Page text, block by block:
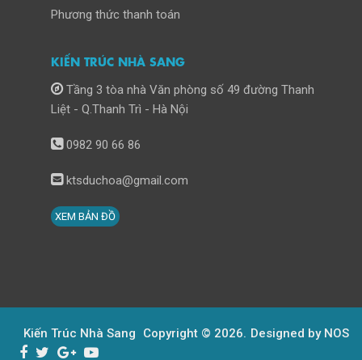
Phương thức thanh toán
KIẾN TRÚC NHÀ SANG
Tầng 3 tòa nhà Văn phòng số 49 đường Thanh
Liệt - Q.Thanh Trì - Hà Nội
0982 90 66 86
ktsduchoa@gmail.com
XEM BẢN ĐỒ
Kiến Trúc Nhà Sang Copyright © 2026. Designed by NOS